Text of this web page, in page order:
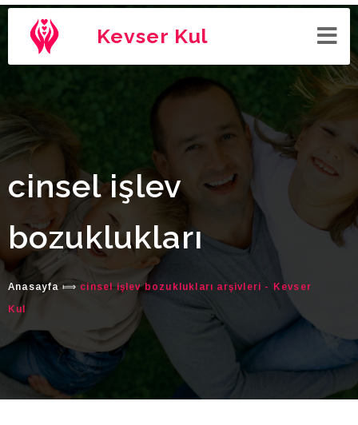
Kevser Kul
cinsel işlev
bozuklukları
Anasayfa ⟾ cinsel işlev bozuklukları arşivleri - Kevser
Kul